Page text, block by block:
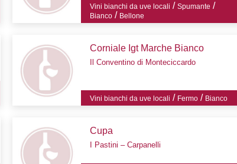
Vini bianchi da uve locali /Spumante /
Bianco / Bellone
Corniale Igt Marche Bianco
Il Conventino di Monteciccardo
Vini bianchi da uve locali / Fermo / Bianco
Cupa
I Pastini – Carpanelli